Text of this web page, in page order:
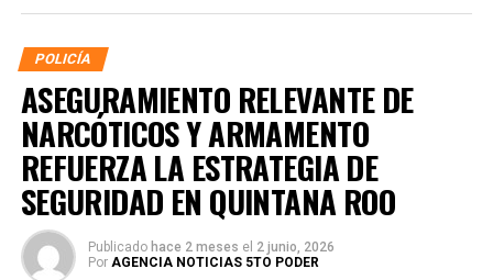
POLICÍA
ASEGURAMIENTO RELEVANTE DE
NARCÓTICOS Y ARMAMENTO
REFUERZA LA ESTRATEGIA DE
SEGURIDAD EN QUINTANA ROO
Publicado hace 2 meses el 2 junio, 2026
Por AGENCIA NOTICIAS 5TO PODER